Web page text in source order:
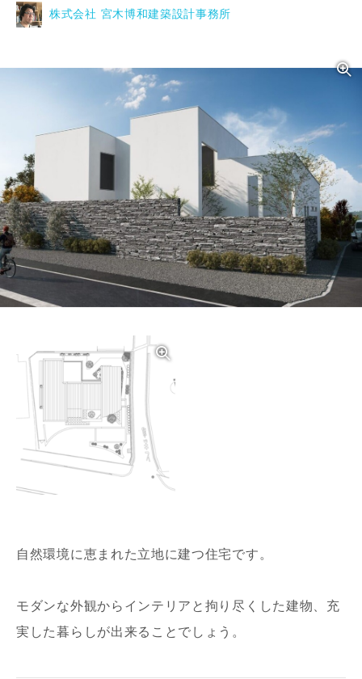
株式会社 宮木博和建築設計事務所
自然環境に恵まれた立地に建つ住宅です。
モダンな外観からインテリアと拘り尽くした建物、充
実した暮らしが出来ることでしょう。